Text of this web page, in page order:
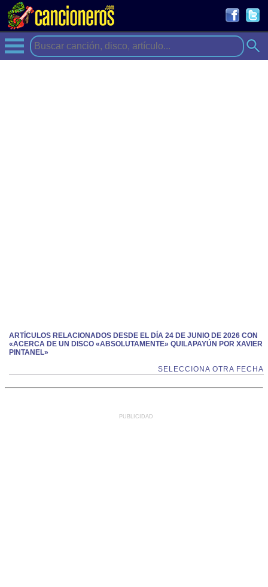
ARTÍCULOS RELACIONADOS DESDE EL DÍA 24 DE JUNIO DE 2026 CON
«ACERCA DE UN DISCO «ABSOLUTAMENTE» QUILAPAYÚN POR XAVIER
PINTANEL»
SELECCIONA OTRA FECHA
PUBLICIDAD